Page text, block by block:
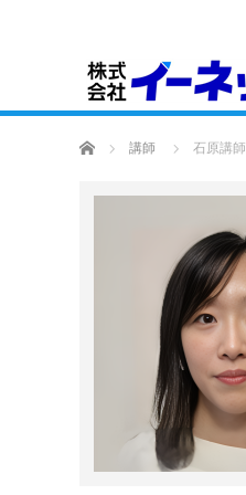
講師紹介
ホーム 講師 石原講師